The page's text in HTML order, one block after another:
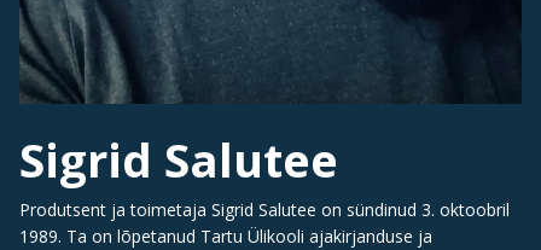
Sigrid Salutee
Produtsent ja toimetaja Sigrid Salutee on sündinud 3. oktoobril
1989. Ta on lõpetanud Tartu Ülikooli ajakirjanduse ja